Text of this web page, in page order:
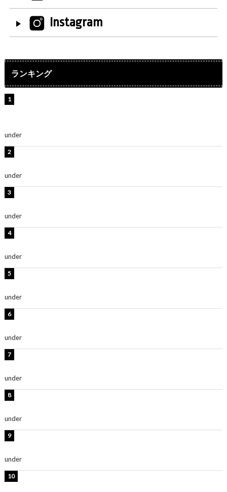
Instagram
ランキング
under
under
under
under
under
under
under
under
under